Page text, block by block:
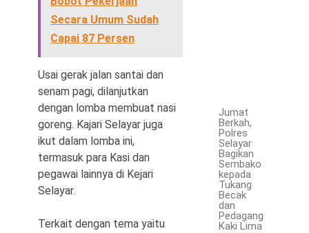
Secara Umum Sudah
Capai 87 Persen
Usai gerak jalan santai dan
senam pagi, dilanjutkan
dengan lomba membuat nasi
goreng. Kajari Selayar juga
ikut dalam lomba ini,
termasuk para Kasi dan
pegawai lainnya di Kejari
Selayar.
Terkait dengan tema yaitu
Jumat
Berkah,
Polres
Selayar
Bagikan
Sembako
kepada
Tukang
Becak
dan
Pedagang
Kaki Lima